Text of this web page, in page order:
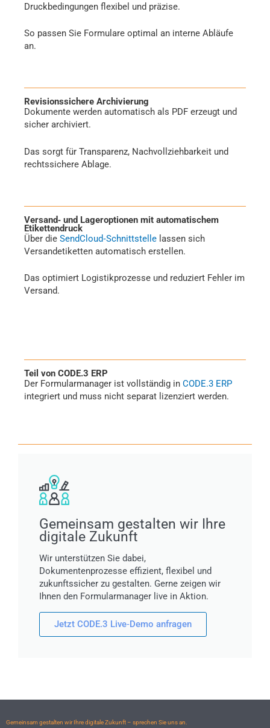
Druckbedingungen flexibel und präzise.
So passen Sie Formulare optimal an interne Abläufe
an.
Revisionssichere Archivierung
Dokumente werden automatisch als PDF erzeugt und
sicher archiviert.
Das sorgt für Transparenz, Nachvollziehbarkeit und
rechtssichere Ablage.
Versand‑ und Lageroptionen mit automatischem
Etikettendruck
Über die SendCloud‑Schnittstelle lassen sich
Versandetiketten automatisch erstellen.
Das optimiert Logistikprozesse und reduziert Fehler im
Versand.
Teil von CODE.3 ERP
Der Formularmanager ist vollständig in CODE.3 ERP
integriert und muss nicht separat lizenziert werden.
Gemeinsam gestalten wir Ihre
digitale Zukunft
Wir unterstützen Sie dabei,
Dokumentenprozesse effizient, flexibel und
zukunftssicher zu gestalten. Gerne zeigen wir
Ihnen den Formularmanager live in Aktion.
Jetzt CODE.3 Live‑Demo anfragen
Gemeinsam gestalten wir Ihre digitale Zukunft – sprechen Sie uns an.